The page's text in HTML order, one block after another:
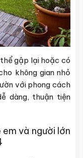
gập lại hoặc có
không gian nhỏ
với phong cách
dàng, thuận tiện
và người lớn